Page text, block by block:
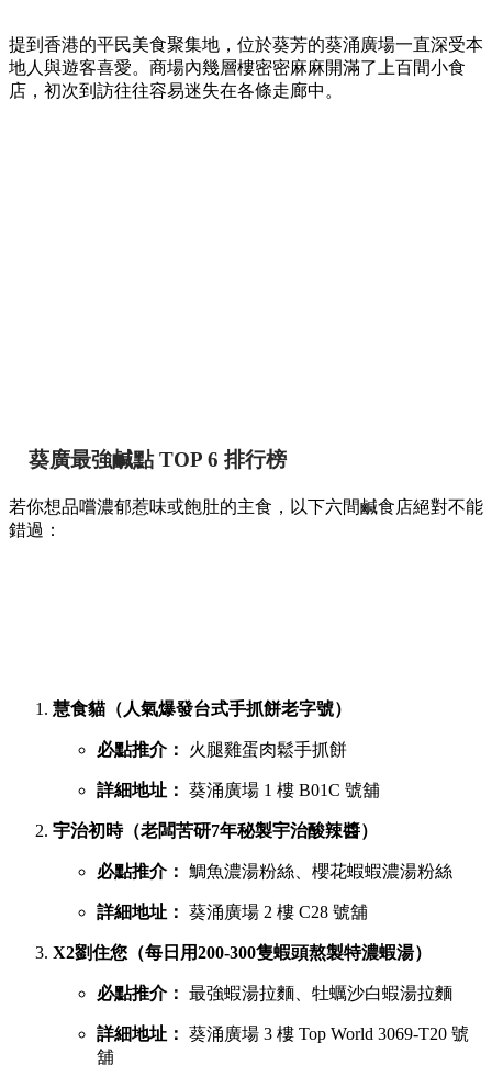
提到香港的平民美食聚集地，位於葵芳的葵涌廣場一直深受本
地人與遊客喜愛。商場內幾層樓密密麻麻開滿了上百間小食
店，初次到訪往往容易迷失在各條走廊中。
葵廣最強鹹點 TOP 6 排行榜
若你想品嚐濃郁惹味或飽肚的主食，以下六間鹹食店絕對不能
錯過：
慧食貓（人氣爆發台式手抓餅老字號）
必點推介： 火腿雞蛋肉鬆手抓餅
詳細地址： 葵涌廣場 1 樓 B01C 號舖
宇治初時（老闆苦研7年秘製宇治酸辣醬）
必點推介： 鯛魚濃湯粉絲、櫻花蝦蝦濃湯粉絲
詳細地址： 葵涌廣場 2 樓 C28 號舖
X2劉住您（每日用200-300隻蝦頭熬製特濃蝦湯）
必點推介： 最強蝦湯拉麵、牡蠣沙白蝦湯拉麵
詳細地址： 葵涌廣場 3 樓 Top World 3069-T20 號
舖